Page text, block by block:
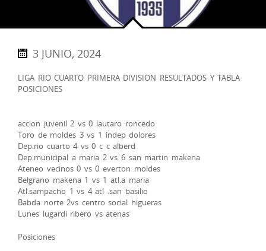
3 JUNIO, 2024
LIGA RIO CUARTO PRIMERA DIVISION RESULTADOS Y TABLA
POSICIONES
accion juvenil 2 vs 0 lautaro roncedo
Toro de moldes 3 vs 1 indep dolores
Dep.rio cuarto 4 vs 0 c c alberd
Dep.municipal a maria 2 vs 6 san martin makena
Ateneo vecinos 0 vs 0 everton moldes
Belgrano makena 1 vs 1 atl.a maria
Atl.sampacho 1 vs 4 atl .san basilio
Babda norte 2vs centro social higueras
Lunes lugardi ribero vs atenas
Posiciones